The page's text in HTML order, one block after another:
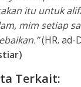
itu untuk
mim setiap
”(HR. ad-
Terkait: